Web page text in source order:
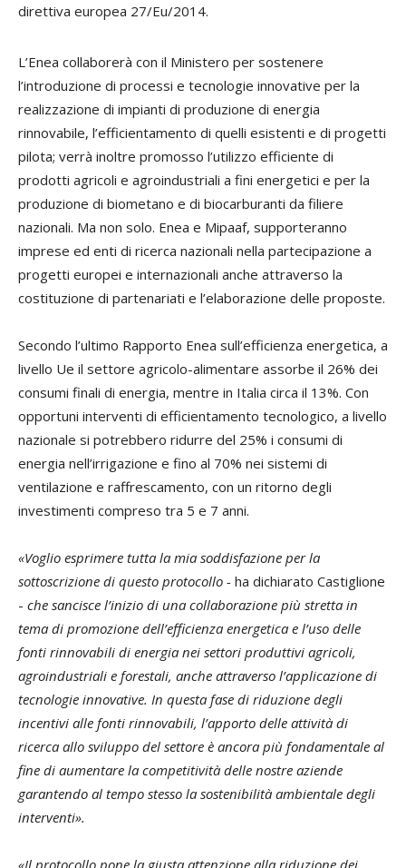
direttiva europea 27/Eu/2014.
L’Enea collaborerà con il Ministero per sostenere
l’introduzione di processi e tecnologie innovative per la
realizzazione di impianti di produzione di energia
rinnovabile, l’efficientamento di quelli esistenti e di progetti
pilota; verrà inoltre promosso l’utilizzo efficiente di
prodotti agricoli e agroindustriali a fini energetici e per la
produzione di biometano e di biocarburanti da filiere
nazionali. Ma non solo. Enea e Mipaaf, supporteranno
imprese ed enti di ricerca nazionali nella partecipazione a
progetti europei e internazionali anche attraverso la
costituzione di partenariati e l’elaborazione delle proposte.
Secondo l’ultimo Rapporto Enea sull’efficienza energetica, a
livello Ue il settore agricolo-alimentare assorbe il 26% dei
consumi finali di energia, mentre in Italia circa il 13%. Con
opportuni interventi di efficientamento tecnologico, a livello
nazionale si potrebbero ridurre del 25% i consumi di
energia nell’irrigazione e fino al 70% nei sistemi di
ventilazione e raffrescamento, con un ritorno degli
investimenti compreso tra 5 e 7 anni.
«Voglio esprimere tutta la mia soddisfazione per la
sottoscrizione di questo protocollo - ha dichiarato Castiglione
- che sancisce l’inizio di una collaborazione più stretta in
tema di promozione dell’efficienza energetica e l’uso delle
fonti rinnovabili di energia nei settori produttivi agricoli,
agroindustriali e forestali, anche attraverso l’applicazione di
tecnologie innovative. In questa fase di riduzione degli
incentivi alle fonti rinnovabili, l’apporto delle attività di
ricerca allo sviluppo del settore è ancora più fondamentale al
fine di aumentare la competitività delle nostre aziende
garantendo al tempo stesso la sostenibilità ambientale degli
interventi».
«Il protocollo pone la giusta attenzione alla riduzione dei